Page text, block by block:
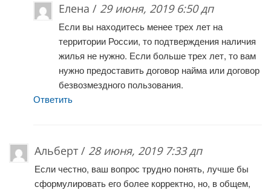
Елена / 29 июня, 2019 6:50 дп
Если вы находитесь менее трех лет на
территории России, то подтверждения наличия
жилья не нужно. Если больше трех лет, то вам
нужно предоставить договор найма или договор
безвозмездного пользования.
Ответить
Альберт / 28 июня, 2019 7:33 дп
Если честно, ваш вопрос трудно понять, лучше бы
сформулировать его более корректно, но, в общем,